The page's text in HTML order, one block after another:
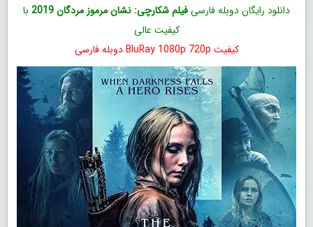
دانلود رایگان دوبله فارسیفیلم شکارچی: نشان مرموز مردگان 2019
با
کیفیت عالی
کیفیت BluRay 1080p 720p دوبله فارسی